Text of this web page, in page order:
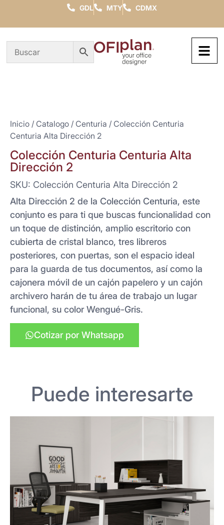
GDL MTY CDMX
Inicio / Catalogo / Centuria / Colección Centuria
Centuria Alta Dirección 2
Colección Centuria Centuria Alta
Dirección 2
SKU: Colección Centuria Alta Dirección 2
Alta Dirección 2 de la Colección Centuria, este
conjunto es para ti que buscas funcionalidad con
un toque de distinción, amplio escritorio con
cubierta de cristal blanco, tres libreros
posteriores, con puertas, son el espacio ideal
para la guarda de tus documentos, así como la
cajonera móvil de un cajón papelero y un cajón
archivero harán de tu área de trabajo un lugar
funcional, su color Wengué-Gris.
Cotizar por Whatsapp
Puede interesarte